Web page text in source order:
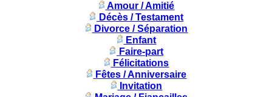
Amour / Amitié
Décès / Testament
Divorce / Séparation
Enfant
Faire-part
Félicitations
Fêtes / Anniversaire
Invitation